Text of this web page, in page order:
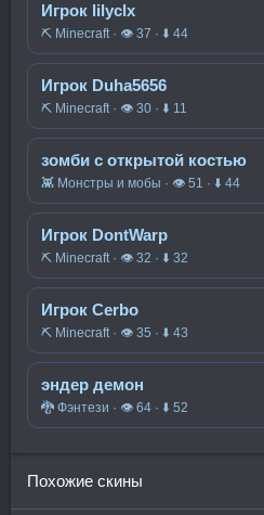
Игрок lilyclx
⛏️ Minecraft · 👁 37 · ⬇ 44
Игрок Duha5656
⛏️ Minecraft · 👁 30 · ⬇ 11
зомби с открытой костью
👾 Монстры и мобы · 👁 51 · ⬇ 44
Игрок DontWarp
⛏️ Minecraft · 👁 32 · ⬇ 32
Игрок Cerbo
⛏️ Minecraft · 👁 35 · ⬇ 43
эндер демон
🐉 Фэнтези · 👁 64 · ⬇ 52
Похожие скины